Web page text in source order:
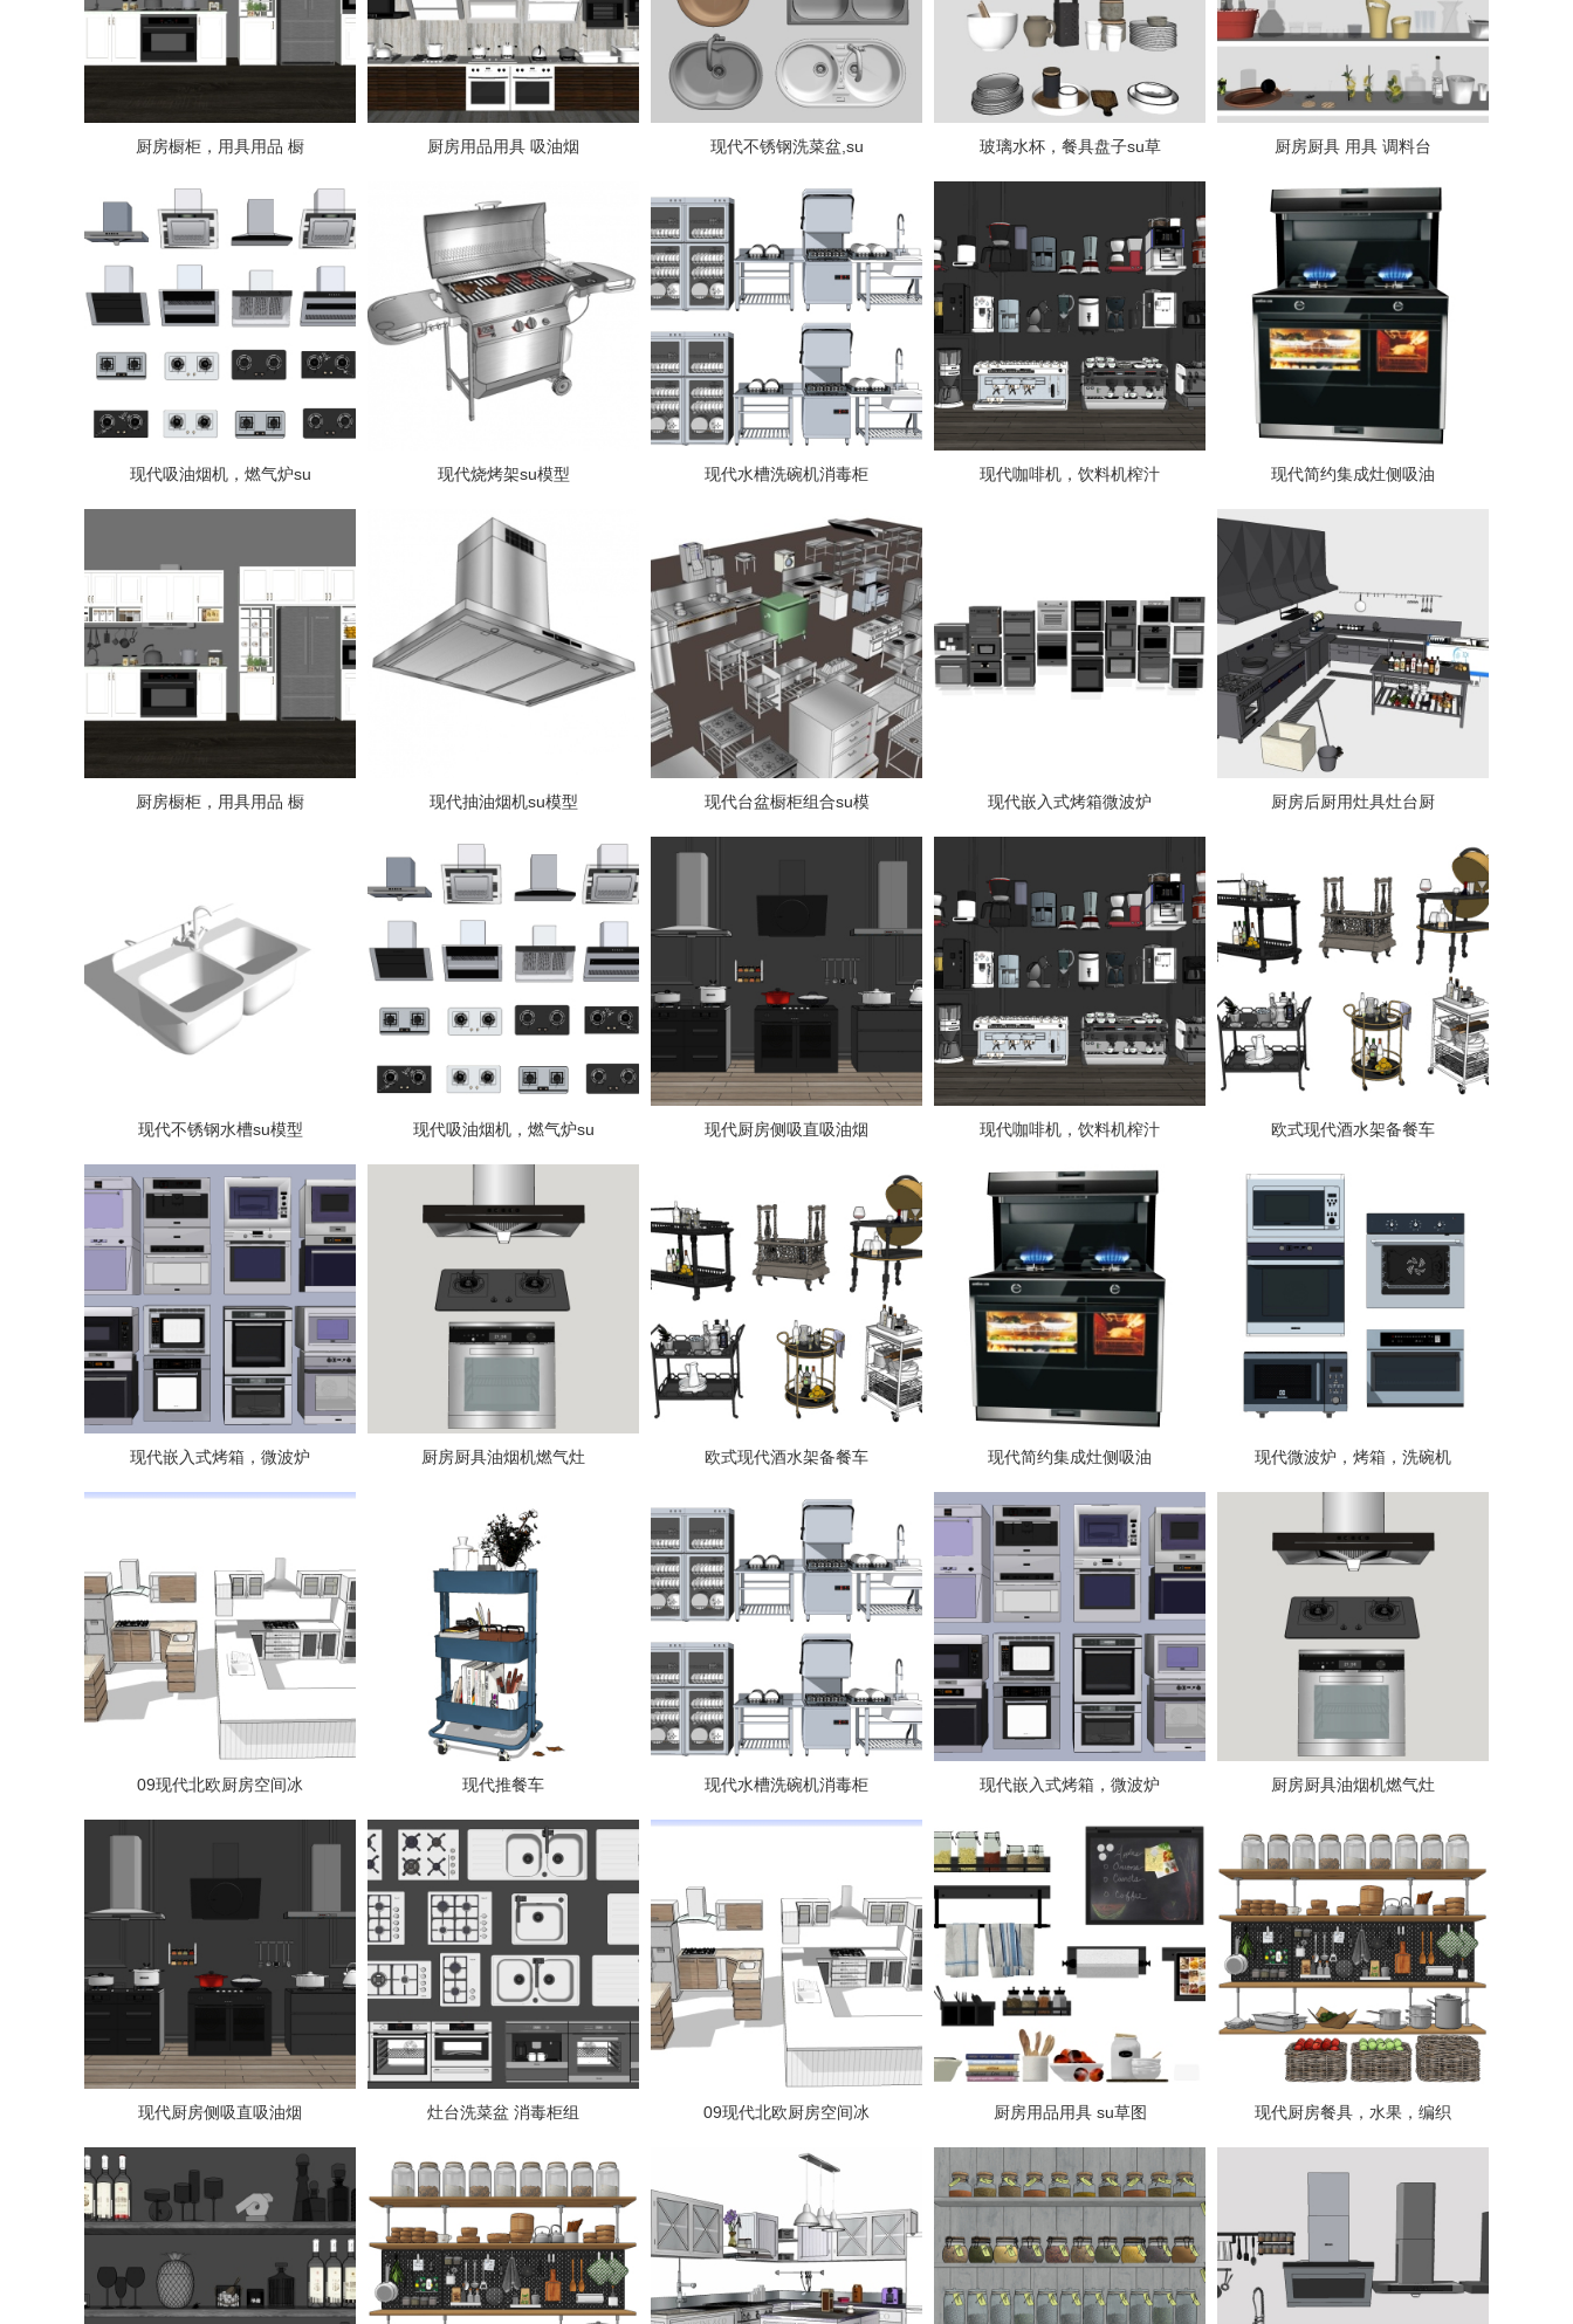
厨房橱柜，用具用品 橱 厨房用品用具 吸油烟 现代不锈钢洗菜盆,su 玻璃水杯，餐具盘子su草 厨房厨具 用具 调料台
现代吸油烟机，燃气炉su 现代烧烤架su模型 现代水槽洗碗机消毒柜 现代咖啡机，饮料机榨汁 现代简约集成灶侧吸油
厨房橱柜，用具用品 橱 现代抽油烟机su模型 现代台盆橱柜组合su模 现代嵌入式烤箱微波炉 厨房后厨用灶具灶台厨
现代不锈钢水槽su模型 现代吸油烟机，燃气炉su 现代厨房侧吸直吸油烟 现代咖啡机，饮料机榨汁 欧式现代酒水架备餐车
现代嵌入式烤箱，微波炉 厨房厨具油烟机燃气灶 欧式现代酒水架备餐车 现代简约集成灶侧吸油 现代微波炉，烤箱，洗碗机
09现代北欧厨房空间冰 现代推餐车 现代水槽洗碗机消毒柜 现代嵌入式烤箱，微波炉 厨房厨具油烟机燃气灶
现代厨房侧吸直吸油烟 灶台洗菜盆 消毒柜组 09现代北欧厨房空间冰 厨房用品用具 su草图 现代厨房餐具，水果，编织